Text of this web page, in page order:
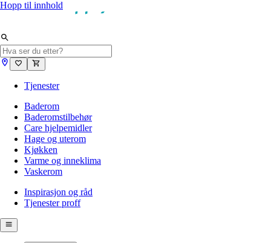
Hopp til innhold
Tjenester
Baderom
Baderomstilbehør
Care hjelpemidler
Hage og uterom
Kjøkken
Varme og inneklima
Vaskerom
Inspirasjon og råd
Tjenester proff